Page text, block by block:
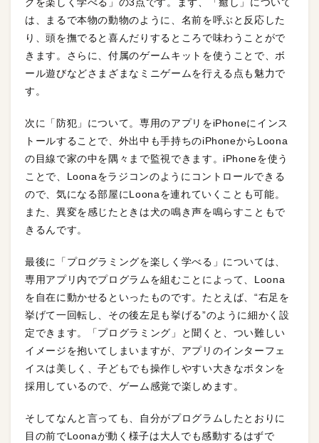
グを楽しく学べる」の3点です。まず、「癒し」について
は、まるで本物の動物のように、名前を呼ぶと反応した
り、頭を撫でると喜んだりするところで味わうことがで
きます。さらに、付属のゲームキットを使うことで、ボ
ール遊びなどさまざまなミニゲームを行える点も魅力で
す。
次に「防犯」について。専用のアプリをiPhoneにインス
トールすることで、外出中も手持ちのiPhoneからLoona
の目線で家の中を隅々まで監視できます。iPhoneを使う
ことで、Loonaをラジコンのようにコントロールできる
ので、気になる部屋にLoonaを連れていくことも可能。
また、異変を感じたときは犬の鳴き声を鳴らすこともで
きるんです。
最後に「プログラミングを楽しく学べる」については、
専用アプリ内でプログラムを組むことによって、Loona
を自在に動かせるといったものです。たとえば、“右足を
挙げて一回転し、その後左足も挙げる”のように細かく設
定できます。「プログラミング」と聞くと、つい難しい
イメージを抱いてしまいますが、アプリのインターフェ
イスは美しく、子どもでも操作しやすい大きなボタンを
採用しているので、ゲーム感覚で楽しめます。
そしてなんと言っても、自分がプログラムしたとおりに
目の前でLoonaが動く様子は大人でも感動するはずで